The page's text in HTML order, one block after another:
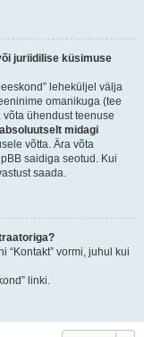
juriidilise küsimuse
leheküljel välja
omanikuga (tee
ühendust teenuse
absoluutselt midagi
võtta. Ära võta
saidiga seotud. Kui
saada.
“Kontakt” vormi, juhul kui
linki.